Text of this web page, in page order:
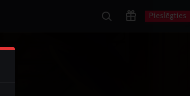
Pieslēgties